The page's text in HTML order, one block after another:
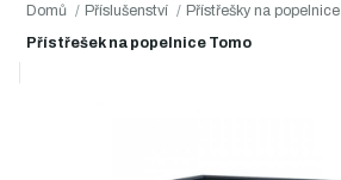
Domů / Příslušenství / Přístřešky na popelnice
Přístřešek na popelnice Tomo